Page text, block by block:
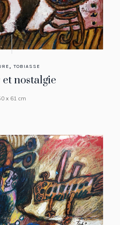
,TOBIASSE
nostalgie
x 61 cm